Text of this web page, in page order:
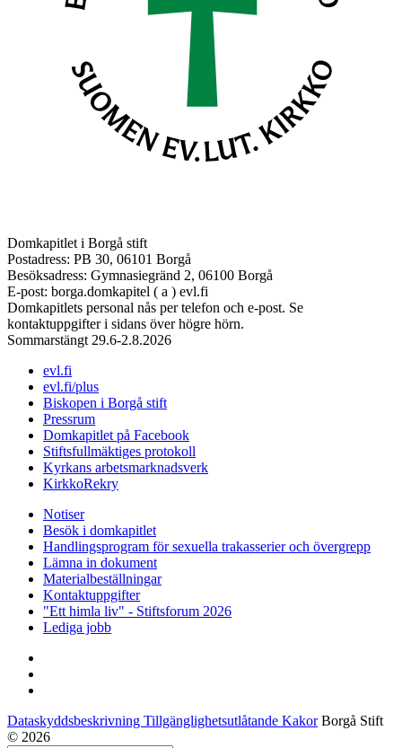
Domkapitlet i Borgå stift
Postadress: PB 30, 06101 Borgå
Besöksadress: Gymnasiegränd 2, 06100 Borgå
E-post: borga.domkapitel ( a ) evl.fi
Domkapitlets personal nås per telefon och e-post. Se
kontaktuppgifter i sidans över högre hörn.
Sommarstängt 29.6-2.8.2026
evl.fi
evl.fi/plus
Biskopen i Borgå stift
Pressrum
Domkapitlet på Facebook
Stiftsfullmäktiges protokoll
Kyrkans arbetsmarknadsverk
KirkkoRekry
Notiser
Besök i domkapitlet
Handlingsprogram för sexuella trakasserier och övergrepp
Lämna in dokument
Materialbeställningar
Kontaktuppgifter
"Ett himla liv" - Stiftsforum 2026
Lediga jobb
Dataskyddsbeskrivning Tillgänglighetsutlåtande Kakor Borgå Stift
© 2026